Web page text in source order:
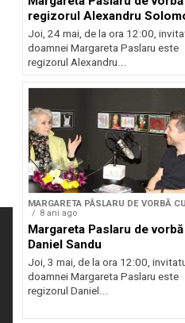
regizorul Alexandru
Joi, 24 mai, de la ora 12:00,
doamnei Margareta Paslaru este
regizorul Alexandru...
MARGARETA PÂSLARU DE VORBĂ
8 ani ago
Margareta Paslaru de
Daniel Sandu
Joi, 3 mai, de la ora 12:00,
doamnei Margareta Paslaru este
regizorul Daniel...